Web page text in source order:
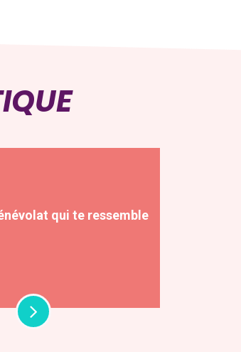
qui te ressemble